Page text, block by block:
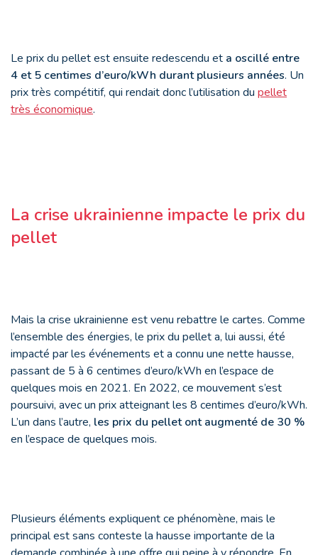
Le prix du pellet est ensuite redescendu et a oscillé entre
4 et 5 centimes d’euro/kWh durant plusieurs années. Un
prix très compétitif, qui rendait donc l’utilisation du pellet
très économique.
La crise ukrainienne impacte le prix du
pellet
Mais la crise ukrainienne est venu rebattre le cartes. Comme
l’ensemble des énergies, le prix du pellet a, lui aussi, été
impacté par les événements et a connu une nette hausse,
passant de 5 à 6 centimes d’euro/kWh en l’espace de
quelques mois en 2021. En 2022, ce mouvement s’est
poursuivi, avec un prix atteignant les 8 centimes d’euro/kWh.
L’un dans l’autre, les prix du pellet ont augmenté de 30 %
en l’espace de quelques mois.
Plusieurs éléments expliquent ce phénomène, mais le
principal est sans conteste la hausse importante de la